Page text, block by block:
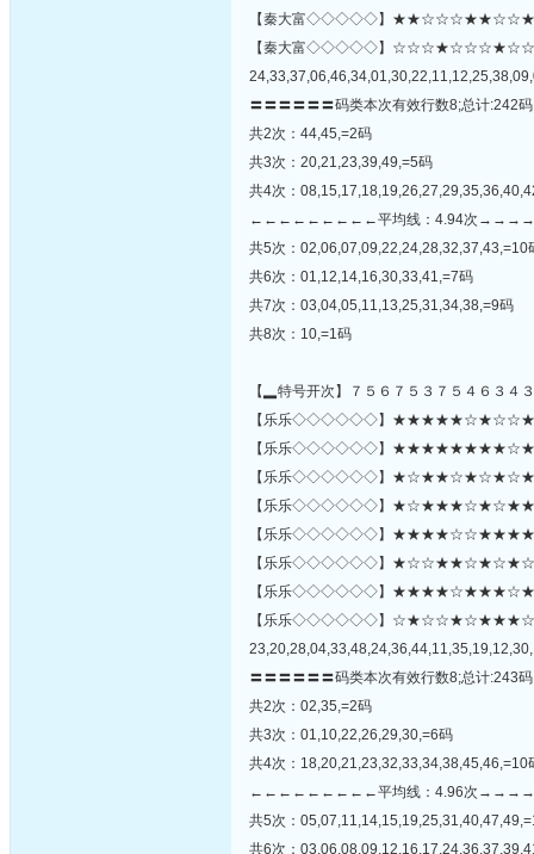
【秦大富◇◇◇◇◇】
【秦大富◇◇◇◇◇】
〓〓〓〓〓〓码类本次有效行数8;总计:242
共2次：44,45,=2码
共3次：20,21,23,39,49,=5码
共4次：
←←←←←←←←←平均线：4.94次
共5次：02,06,07,09,22,24,28,32,37,43,=10
共6次：01,12,14,16,30,33,41,=7码
共7次：03,04,05,11,13,25,31,34,38,=9码
共8次：10,=1码
【▂特号开次】７５６７５３７５４６３４
【乐乐◇◇◇◇◇◇】
【乐乐◇◇◇◇◇◇】
【乐乐◇◇◇◇◇◇】
【乐乐◇◇◇◇◇◇】
【乐乐◇◇◇◇◇◇】
【乐乐◇◇◇◇◇◇】
【乐乐◇◇◇◇◇◇】
【乐乐◇◇◇◇◇◇】
〓〓〓〓〓〓码类本次有效行数8;总计:243
共2次：02,35,=2码
共3次：01,10,22,26,29,30,=6码
共4次：18,20,21,23,32,33,34,38,45,46,=10
←←←←←←←←←平均线：4.96次
共5次：
共6次：